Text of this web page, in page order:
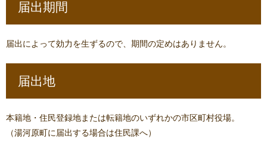
届出期間
届出によって効力を生ずるので、期間の定めはありません。
届出地
本籍地・住民登録地または転籍地のいずれかの市区町村役場。
（湯河原町に届出する場合は住民課へ）